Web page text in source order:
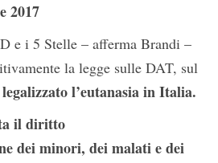
2017
e i 5 Stelle – afferma Brandi –
la legge sulle DAT, sul
l’eutanasia in Italia.
il diritto
dei minori, dei malati e dei